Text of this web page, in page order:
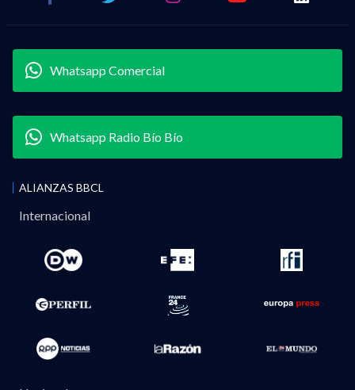
Whatsapp Comercial
Whatsapp Radio Bío Bío
ALIANZAS BBCL
Internacional